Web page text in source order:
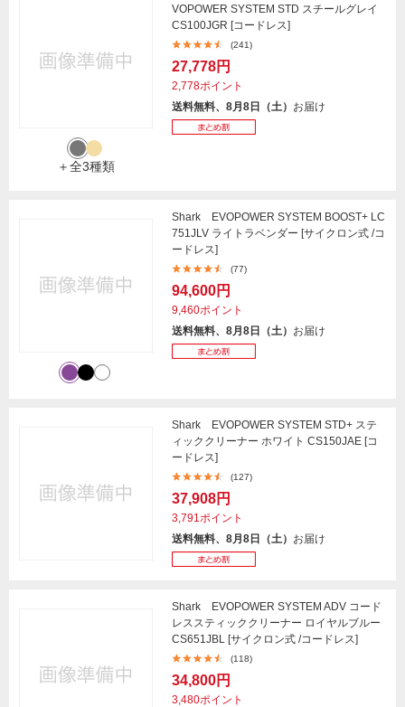
＋全3種類
VOPOWER SYSTEM STD スチールグレイ
CS100JGR [コードレス]
(241)
27,778円
2,778ポイント
送料無料、8月8日（土） お届け
Shark EVOPOWER SYSTEM BOOST+ LC
751JLV ライトラベンダー [サイクロン式 /コ
ードレス]
(77)
94,600円
9,460ポイント
送料無料、8月8日（土） お届け
Shark EVOPOWER SYSTEM STD+ ステ
ィッククリーナー ホワイト CS150JAE [コ
ードレス]
(127)
37,908円
3,791ポイント
送料無料、8月8日（土） お届け
Shark EVOPOWER SYSTEM ADV コード
レススティッククリーナー ロイヤルブルー
CS651JBL [サイクロン式 /コードレス]
(118)
34,800円
3,480ポイント